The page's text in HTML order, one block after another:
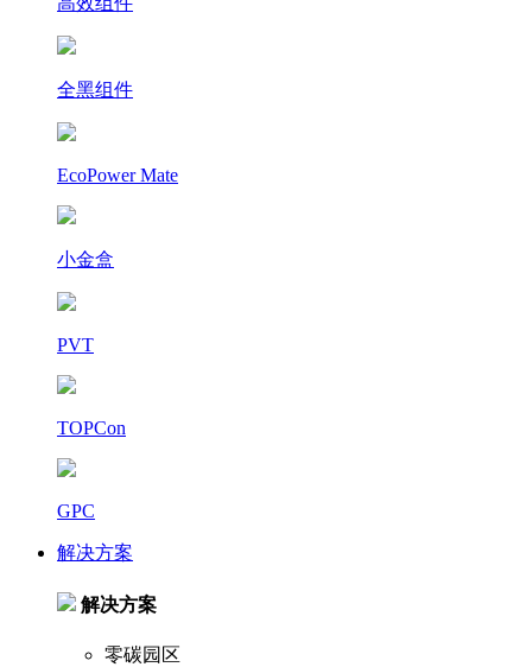
全黑组件
EcoPower Mate
小金盒
PVT
TOPCon
GPC
解决方案
解决方案
零碳园区